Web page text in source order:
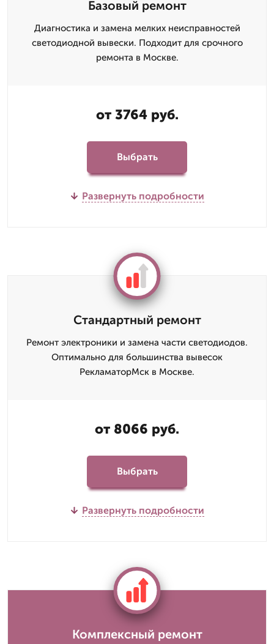
Базовый ремонт
Диагностика и замена мелких неисправностей
светодиодной вывески. Подходит для срочного
ремонта в Москве.
от 3764 руб.
Выбрать
Развернуть подробности
Стандартный ремонт
Ремонт электроники и замена части светодиодов.
Оптимально для большинства вывесок
РекламаторМск в Москве.
от 8066 руб.
Выбрать
Развернуть подробности
Комплексный ремонт